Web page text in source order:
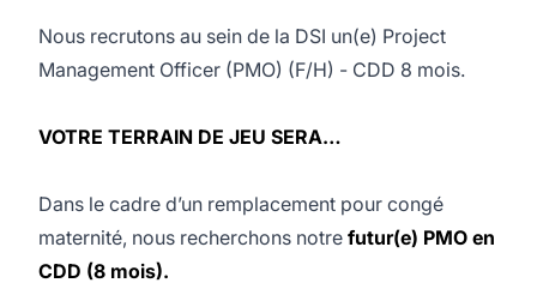
Nous recrutons au sein de la DSI un(e) Project
Management Officer (PMO) (F/H) - CDD 8 mois.
VOTRE TERRAIN DE JEU SERA…
Dans le cadre d’un remplacement pour congé
maternité, nous recherchons notre futur(e) PMO en
CDD (8 mois).